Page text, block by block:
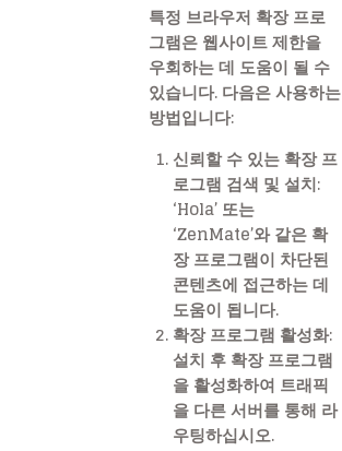
특정 브라우저 확장 프로
그램은 웹사이트 제한을
우회하는 데 도움이 될 수
있습니다. 다음은 사용하는
방법입니다:
신뢰할 수 있는 확장 프
로그램 검색 및 설치:
‘Hola’ 또는
‘ZenMate’와 같은 확
장 프로그램이 차단된
콘텐츠에 접근하는 데
도움이 됩니다.
확장 프로그램 활성화:
설치 후 확장 프로그램
을 활성화하여 트래픽
을 다른 서버를 통해 라
우팅하십시오.